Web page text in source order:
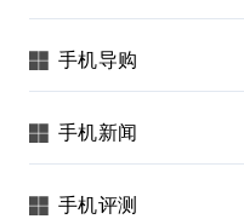
手机导购
手机新闻
手机评测